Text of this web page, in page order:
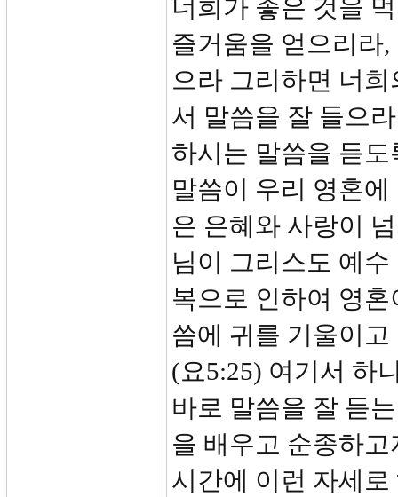
너희가 좋은 것을
즐거움을 얻으리라
으라 그리하면 너
서 말씀을 잘 들으
하시는 말씀을 듣
말씀이 우리 영혼
은 은혜와 사랑이
님이 그리스도 예
복으로 인하여 영
씀에 귀를 기울이
(요5:25) 여기서 하
바로 말씀을 잘 듣
을 배우고 순종하
시간에 이런 자세